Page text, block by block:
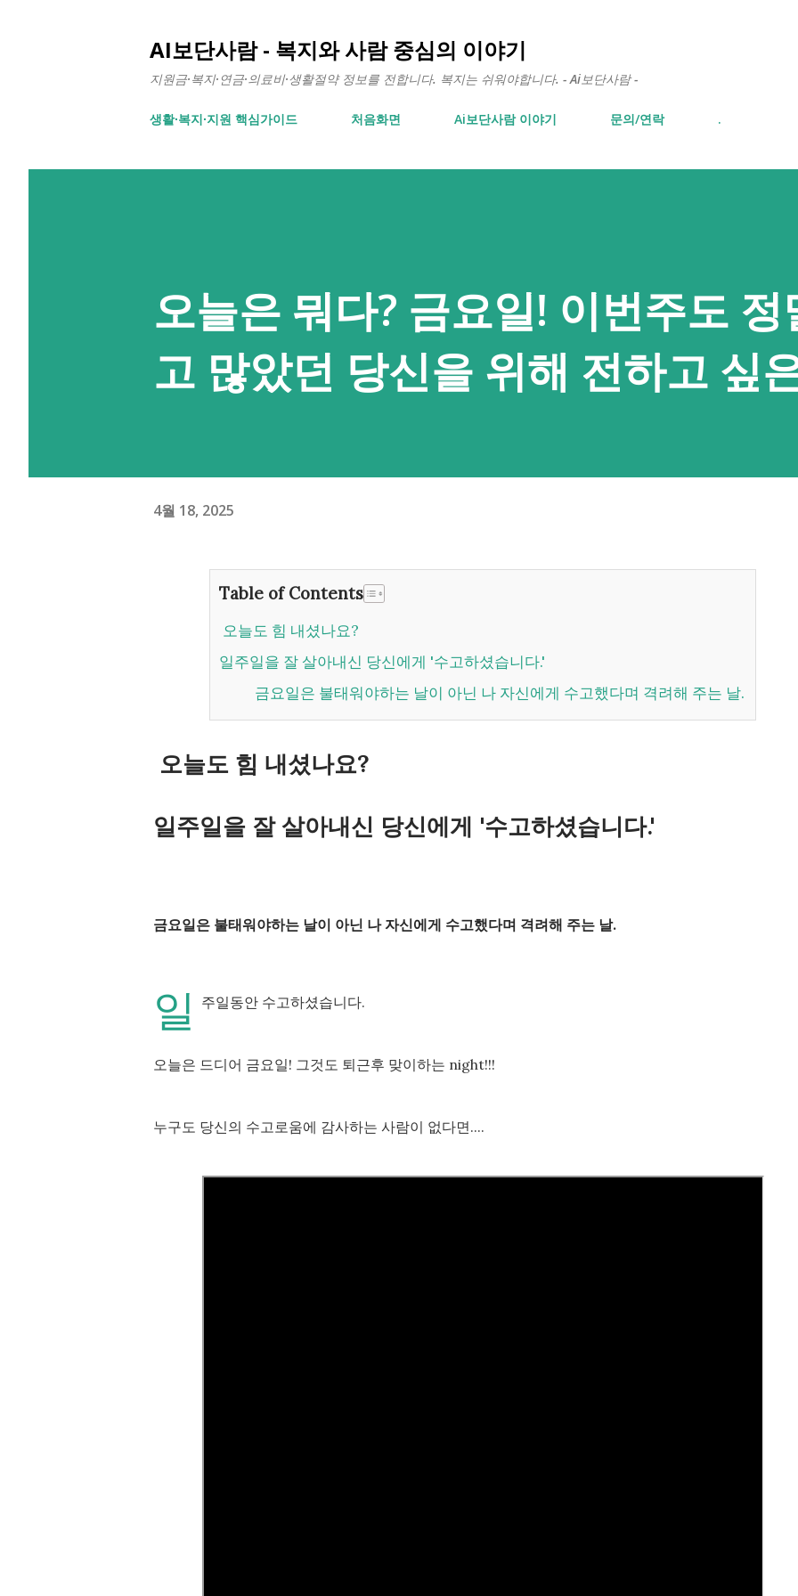
AI보단사람 - 복지와 사람 중심의 이야기
지원금·복지·연금·의료비·생활절약 정보를 전합니다. 복지는 쉬워야합니다. - Ai보단사람 -
생활∙복지∙지원 핵심가이드 처음화면 Ai보단사람 이야기 문의/연락 .
오늘은 뭐다? 금요일! 이번주도 정
고 많았던 당신을 위해 전하고 싶
4월 18, 2025
Table of Contents
오늘도 힘 내셨나요?
일주일을 잘 살아내신 당신에게 '수고하셨습니다.'
금요일은 불태워야하는 날이 아닌 나 자신에게 수고했다며 격려해 주는 날.
오늘도 힘 내셨나요?
일주일을 잘 살아내신 당신에게 '수고하셨습니다.'
금요일은 불태워야하는 날이 아닌 나 자신에게 수고했다며 격려해 주는 날.
일 주일동안 수고하셨습니다.
오늘은 드디어 금요일! 그것도 퇴근후 맞이하는 night!!!
누구도 당신의 수고로움에 감사하는 사람이 없다면....